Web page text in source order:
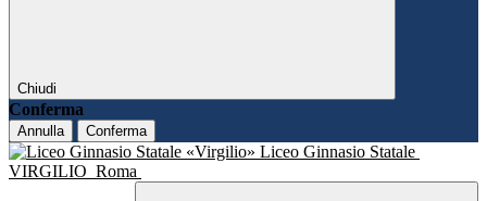
Chiudi
Conferma
Annulla Conferma
Liceo Ginnasio Statale
VIRGILIO Roma